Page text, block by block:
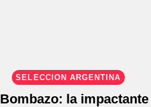
SELECCIÓN ARGENTINA
Bombazo: la